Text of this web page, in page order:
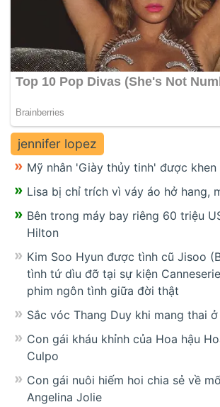
jennifer lopez
Mỹ nhân 'Giày thủy tinh' được
Lisa bị chỉ trích vì váy áo hở hang,
Bên trong máy bay riêng 60 triệu
Hilton
Kim Soo Hyun được tình cũ Jisoo
tình tứ dìu đỡ tại sự kiện
phim ngôn tình giữa đời thật
Sắc vóc Thang Duy khi mang thai
Con gái kháu khỉnh của Hoa hậu
Culpo
Con gái nuôi hiếm hoi chia sẻ về
Angelina Jolie